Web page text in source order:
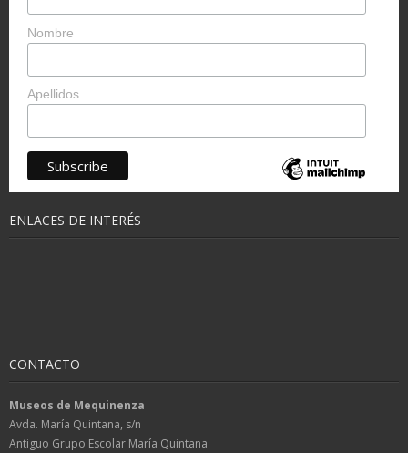
Nombre
Apellidos
ENLACES DE INTERÉS
CONTACTO
Museos de Mequinenza
Avda. María Quintana, s/n
Antiguo Grupo Escolar María Quintana